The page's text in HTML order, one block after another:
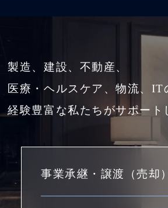
製造、建設、不動産、
医療・ヘルスケア、物流、IT
経験豊富な私たちがサポート
事業承継・譲渡（売却